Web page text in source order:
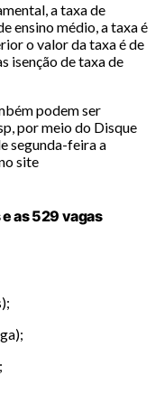
a taxa de
ensino médio, a taxa é
o valor da taxa é de
isenção de taxa de
podem ser
por meio do Disque
segunda-feira a
site
as 529 vagas